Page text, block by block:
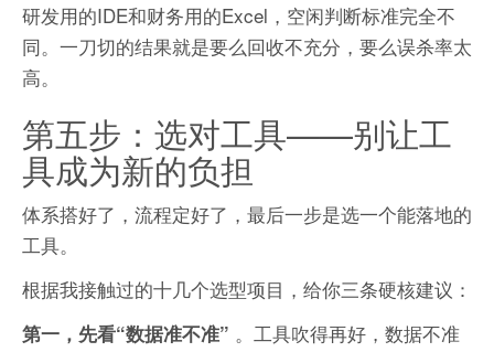
研发用的IDE和财务用的Excel，空闲判断标准完全不
同。一刀切的结果就是要么回收不充分，要么误杀率太
高。
第五步：选对工具——别让工
具成为新的负担
体系搭好了，流程定好了，最后一步是选一个能落地的
工具。
根据我接触过的十几个选型项目，给你三条硬核建议：
第一，先看“数据准不准” 。工具吹得再好，数据不准